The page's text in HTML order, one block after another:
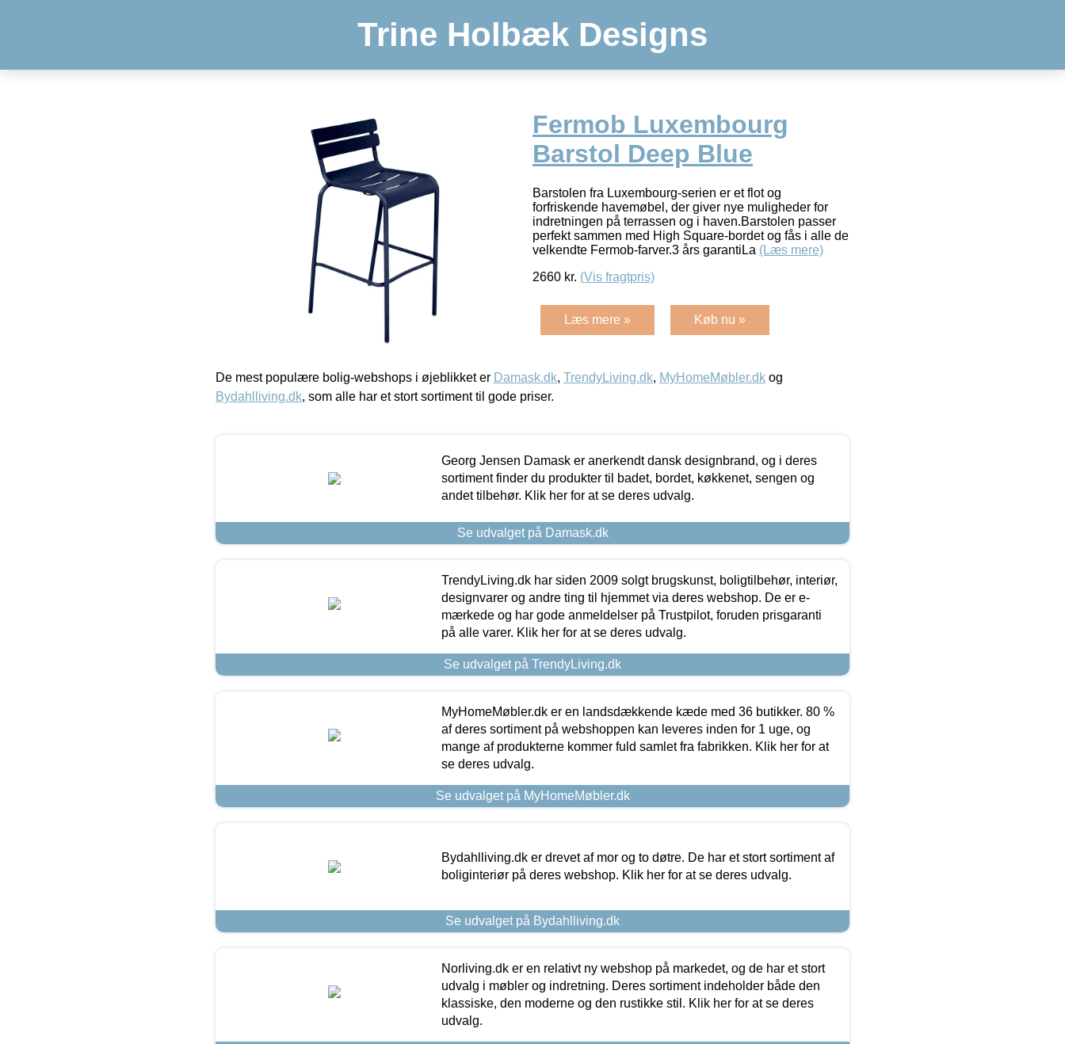
Trine Holbæk Designs
Fermob Luxembourg
Barstol Deep Blue
Barstolen fra Luxembourg-serien er et flot og
forfriskende havemøbel, der giver nye muligheder for
indretningen på terrassen og i haven.Barstolen passer
perfekt sammen med High Square-bordet og fås i alle de
velkendte Fermob-farver.3 års garantiLa (Læs mere)
2660 kr. (Vis fragtpris)
Læs mere » Køb nu »
De mest populære bolig-webshops i øjeblikket er Damask.dk, TrendyLiving.dk, MyHomeMøbler.dk og
Bydahlliving.dk, som alle har et stort sortiment til gode priser.
Georg Jensen Damask er anerkendt dansk designbrand, og i deres
sortiment finder du produkter til badet, bordet, køkkenet, sengen og
andet tilbehør. Klik her for at se deres udvalg.
Se udvalget på Damask.dk
TrendyLiving.dk har siden 2009 solgt brugskunst, boligtilbehør, interiør,
designvarer og andre ting til hjemmet via deres webshop. De er e-
mærkede og har gode anmeldelser på Trustpilot, foruden prisgaranti
på alle varer. Klik her for at se deres udvalg.
Se udvalget på TrendyLiving.dk
MyHomeMøbler.dk er en landsdækkende kæde med 36 butikker. 80 %
af deres sortiment på webshoppen kan leveres inden for 1 uge, og
mange af produkterne kommer fuld samlet fra fabrikken. Klik her for at
se deres udvalg.
Se udvalget på MyHomeMøbler.dk
Bydahlliving.dk er drevet af mor og to døtre. De har et stort sortiment af
boliginteriør på deres webshop. Klik her for at se deres udvalg.
Se udvalget på Bydahlliving.dk
Norliving.dk er en relativt ny webshop på markedet, og de har et stort
udvalg i møbler og indretning. Deres sortiment indeholder både den
klassiske, den moderne og den rustikke stil. Klik her for at se deres
udvalg.